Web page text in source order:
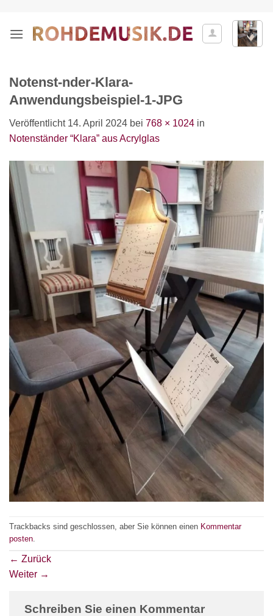
springen
Notenst-nder-Klara-
Anwendungsbeispiel-1-JPG
Veröffentlicht 14. April 2024 bei 768 × 1024 in
Notenständer “Klara” aus Acrylglas
Trackbacks sind geschlossen, aber Sie können einen Kommentar
posten
← Zurück
Weiter →
Schreiben Sie einen Kommentar